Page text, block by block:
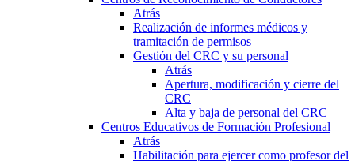
Atrás
Realización de informes médicos y
tramitación de permisos
Gestión del CRC y su personal
Atrás
Apertura, modificación y cierre del
CRC
Alta y baja de personal del CRC
Centros Educativos de Formación Profesional
Atrás
Habilitación para ejercer como profesor del